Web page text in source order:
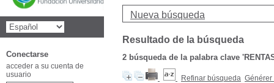
Nueva búsqueda
Resultado de la búsqueda
2 búsqueda de la palabra clave
Refinar búsqueda Générer
Conectarse
acceder a su cuenta de
usuario